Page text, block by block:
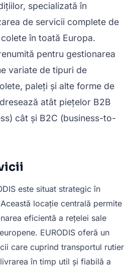
specializată în
de servicii complete de
în toată Europa.
pentru gestionarea
variate de tipuri de
paleți și alte forme de
atât piețelor B2B
cât și B2C (business-to-
este situat strategic în
locație centrală permite
eficientă a rețelei sale
EURODIS oferă un
care cuprind transportul rutier
în timp util și fiabilă a